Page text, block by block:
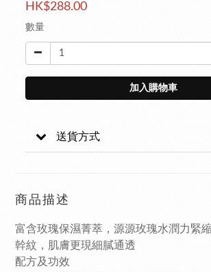
HK$288.00
數量
加入購物車
送貨方式
商品描述
富含玫瑰保濕菁萃，源源玫瑰水潤力緊
幹紋，肌膚更現細膩通透
配方及功效